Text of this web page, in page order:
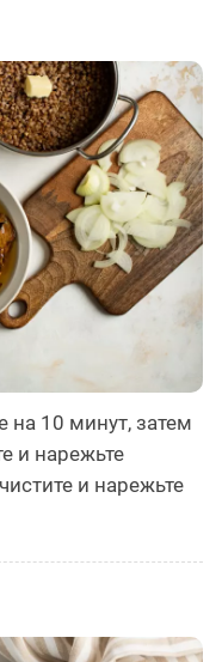
на 10 минут, затем
и нарежьте
и нарежьте